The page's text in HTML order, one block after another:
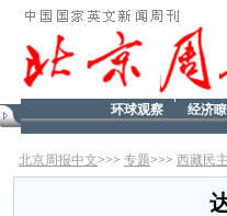
经济
环球观察
北京周报中文>>> 专题>>> 西藏民